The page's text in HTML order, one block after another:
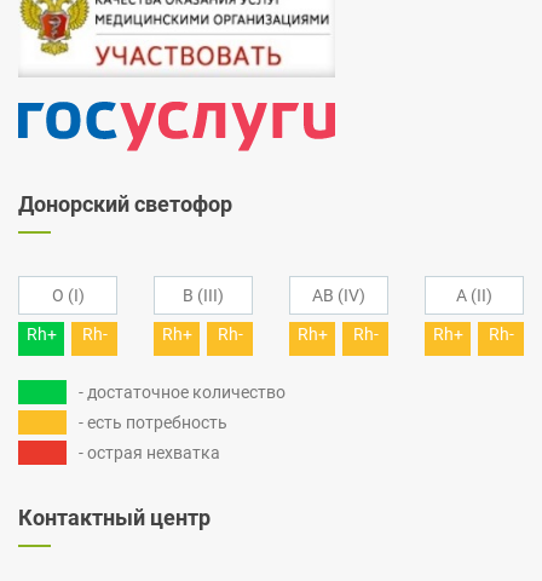
Донорский светофор
O (I)
Rh+
Rh-
B (III)
Rh+
Rh-
AB (IV)
Rh+
Rh-
A (II)
Rh+
Rh-
- достаточное количество
- есть потребность
- острая нехватка
Контактный центр